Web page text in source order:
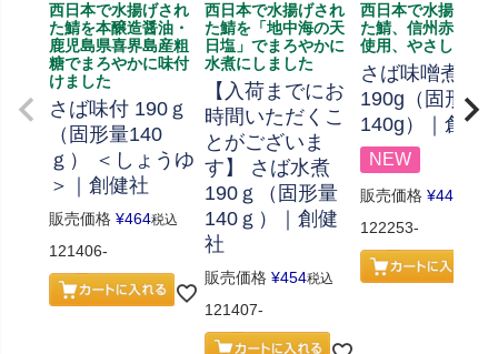
西日本で水揚げされ
た鯖を本醸造醤油・
鹿児島県喜界島産粗
糖でまろやかに味付
けました
さば味付 190ｇ
（固形量140
ｇ） ＜しょうゆ
＞｜創健社
販売価格 ¥464税込
121406-
西日本で水揚げされ
た鯖を「地中海の天
日塩」でまろやかに
水煮にしました
【入荷までにお
時間いただくこ
とがございま
す】 さば水煮
190ｇ（固形量
140ｇ）｜創健
社
販売価格 ¥454税込
121407-
西日本で水揚げさ
た鯖、信州赤系味
使用、やさしい甘
さば味噌煮
190g（固形量
140g）｜創健
NEW
販売価格 ¥443
122253-